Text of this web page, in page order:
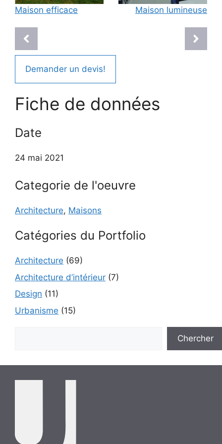
Maison efficace Maison lumineuse
Demander un devis!
Fiche de données
Date
24 mai 2021
Categorie de l'oeuvre
Architecture, Maisons
Catégories du Portfolio
Architecture (69)
Architecture d’intérieur (7)
Design (11)
Urbanisme (15)
Chercher